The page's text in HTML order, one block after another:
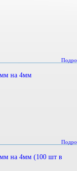
мм на 4мм
на 4мм (100 шт в